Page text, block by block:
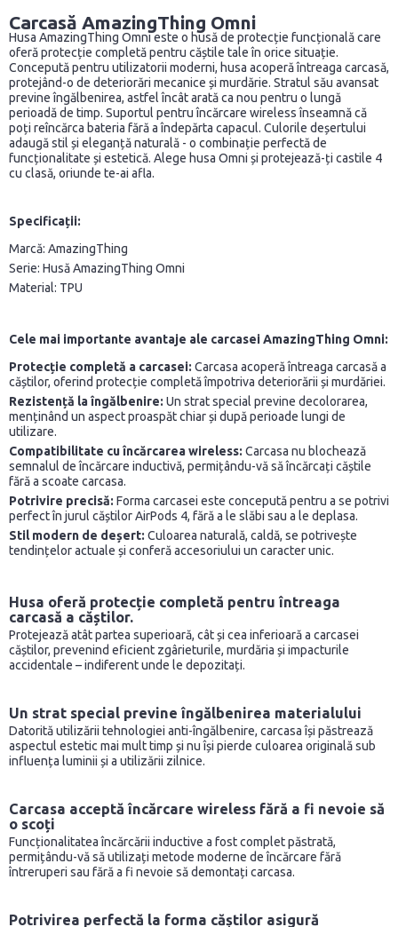
Carcasă AmazingThing Omni
Husa AmazingThing Omni este o husă de protecție funcțională care
oferă protecție completă pentru căștile tale în orice situație.
Concepută pentru utilizatorii moderni, husa acoperă întreaga carcasă,
protejând-o de deteriorări mecanice și murdărie. Stratul său avansat
previne îngălbenirea, astfel încât arată ca nou pentru o lungă
perioadă de timp. Suportul pentru încărcare wireless înseamnă că
poți reîncărca bateria fără a îndepărta capacul. Culorile deșertului
adaugă stil și eleganță naturală - o combinație perfectă de
funcționalitate și estetică. Alege husa Omni și protejează-ți castile 4
cu clasă, oriunde te-ai afla.
Specificații:
Marcă: AmazingThing
Serie: Husă AmazingThing Omni
Material: TPU
Cele mai importante avantaje ale carcasei AmazingThing Omni:
Protecție completă a carcasei: Carcasa acoperă întreaga carcasă a
căștilor, oferind protecție completă împotriva deteriorării și murdăriei.
Rezistență la îngălbenire: Un strat special previne decolorarea,
menținând un aspect proaspăt chiar și după perioade lungi de
utilizare.
Compatibilitate cu încărcarea wireless: Carcasa nu blochează
semnalul de încărcare inductivă, permițându-vă să încărcați căștile
fără a scoate carcasa.
Potrivire precisă: Forma carcasei este concepută pentru a se potrivi
perfect în jurul căștilor AirPods 4, fără a le slăbi sau a le deplasa.
Stil modern de deșert: Culoarea naturală, caldă, se potrivește
tendințelor actuale și conferă accesoriului un caracter unic.
Husa oferă protecție completă pentru întreaga
carcasă a căștilor.
Protejează atât partea superioară, cât și cea inferioară a carcasei
căștilor, prevenind eficient zgârieturile, murdăria și impacturile
accidentale – indiferent unde le depozitați.
Un strat special previne îngălbenirea materialului
Datorită utilizării tehnologiei anti-îngălbenire, carcasa își păstrează
aspectul estetic mai mult timp și nu își pierde culoarea originală sub
influența luminii și a utilizării zilnice.
Carcasa acceptă încărcare wireless fără a fi nevoie să
o scoți
Funcționalitatea încărcării inductive a fost complet păstrată,
permițându-vă să utilizați metode moderne de încărcare fără
întreruperi sau fără a fi nevoie să demontați carcasa.
Potrivirea perfectă la forma căștilor asigură